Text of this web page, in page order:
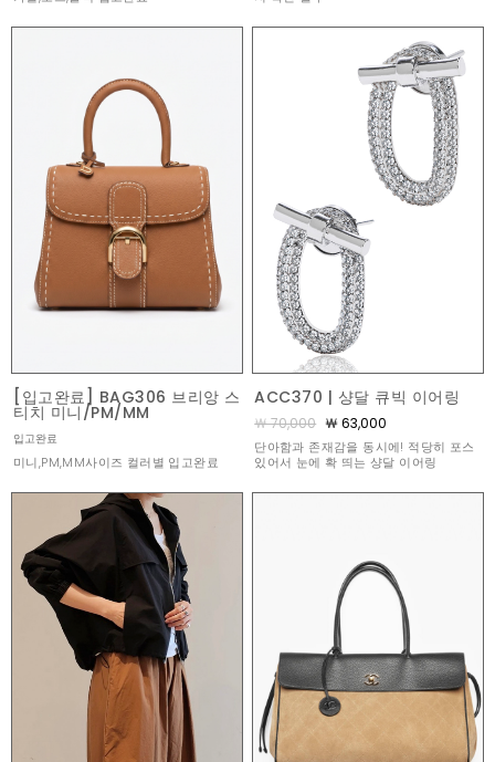
[입고완료] BAG306 브리앙 스
티치 미니/PM/MM
입고완료
미니,PM,MM사이즈 컬러별 입고완료
ACC370 | 샹달 큐빅 이어링
￦ 70,000 ￦ 63,000
단아함과 존재감을 동시에! 적당히 포스
있어서 눈에 확 띄는 샹달 이어링